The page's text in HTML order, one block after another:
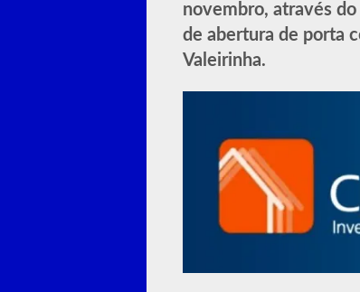
novembro, através
de abertura de porta
Valeirinha.